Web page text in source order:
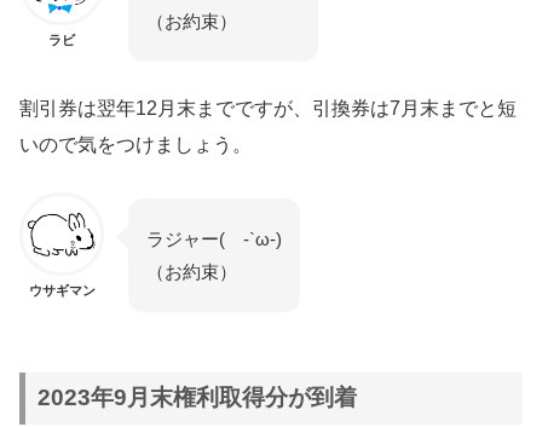
ラビ
（お約束）
割引券は翌年12月末までですが、引換券は7月末までと短
いので気をつけましょう。
ウサギマン
ラジャー( -`ω-)
（お約束）
2023年9月末権利取得分が到着